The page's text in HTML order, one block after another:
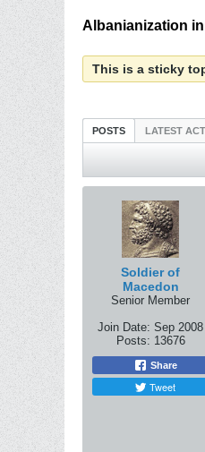
Albanianization
This is a sticky
POSTS LATEST
Soldier of
Macedon
Senior Member
Join Date: Sep 2008
Posts: 13676
Share
Tweet